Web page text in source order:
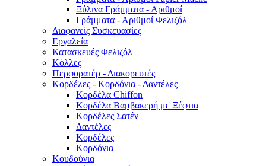
Ξύλινα Γράμματα - Αριθμοί
Γράμματα - Αριθμοί Φελιζόλ
Διαφανείς Συσκευασίες
Εργαλεία
Κατασκευές Φελιζόλ
Κόλλες
Περφορατέρ - Διακορευτές
Κορδέλες - Κορδόνια - Δαντέλες
Κορδέλα Chiffon
Κορδέλα Βαμβακερή με Ξέφτια
Κορδέλες Σατέν
Δαντέλες
Κορδέλες
Κορδόνια
Κουδούνια